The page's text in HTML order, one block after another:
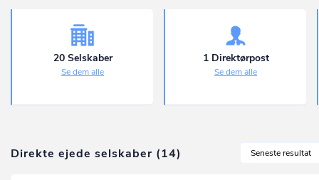
20 Selskaber
Se dem alle
1 Direktørpost
Se dem alle
Seneste resultat
Direkte ejede selskaber (14)